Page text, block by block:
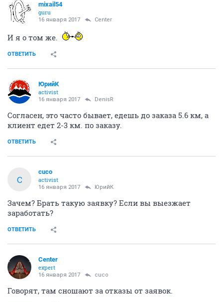
mixail54
guru
16 января 2017 Center
И я о том же.
ОТВЕТИТЬ
ЮрийК
activist
16 января 2017 DenisR
Согласен, это часто бывает, едешь до заказа 5.6 км, а
клиент едет 2-3 км. по заказу.
ОТВЕТИТЬ
C
cuco
activist
16 января 2017 ЮрийК
Зачем? Брать такую заявку? Если вы выезжает
заработать?
ОТВЕТИТЬ
Center
expert
16 января 2017 cuco
Говорят, там сношают за отказы от заявок.